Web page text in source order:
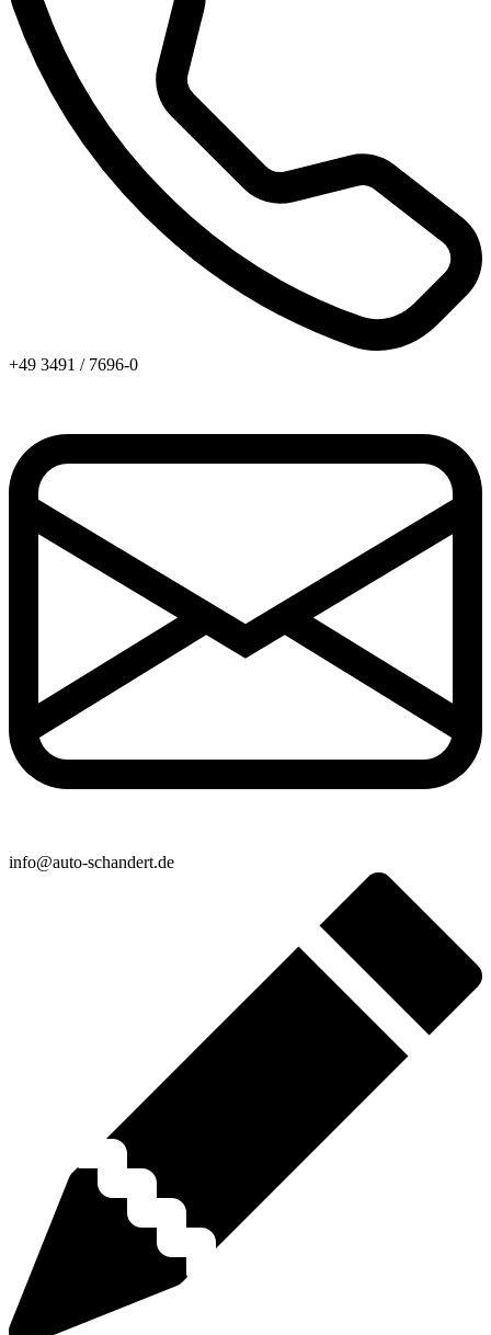
+49 3491 / 7696-0
info@auto-schandert.de